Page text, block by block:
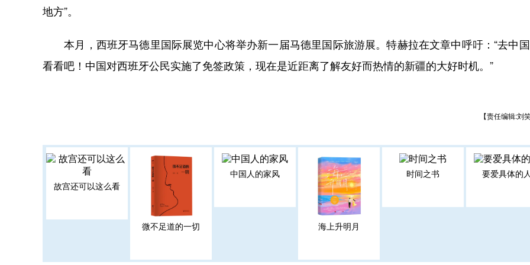
地方”。
本月，西班牙马德里国际展览中心将举办新一届马德里国际旅游展。特赫拉在文章中呼吁：“去中
看看吧！中国对西班牙公民实施了免签政策，现在是近距离了解友好而热情的新疆的大好时机。”
【责任编辑:刘
故宫还可以这么看
微不足道的一切
中国人的家风
海上升明月
时间之书 要爱具体的人